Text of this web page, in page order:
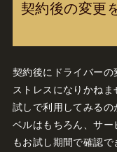
契約後の変更
契約後にドライバー
ストレスになりかね
試しで利用してみる
ベルはもちろん、サ
もお試し期間で確認